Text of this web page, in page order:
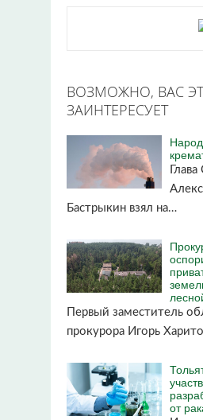
ВОЗМОЖНО, ВАС
ЗАИНТЕРЕСУЕТ
Бастрыкин взял на…
Первый заместитель
прокурора Игорь
от